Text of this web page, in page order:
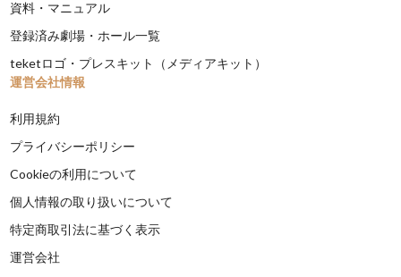
資料・マニュアル
登録済み劇場・ホール一覧
teketロゴ・プレスキット（メディアキット）
運営会社情報
利用規約
プライバシーポリシー
Cookieの利用について
個人情報の取り扱いについて
特定商取引法に基づく表示
運営会社